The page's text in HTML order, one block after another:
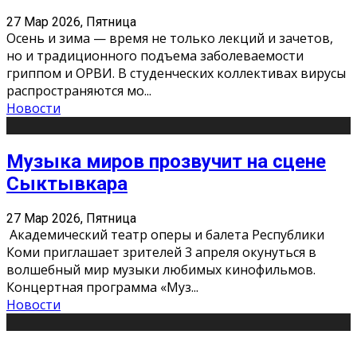
27 Мар 2026, Пятница
Осень и зима — время не только лекций и зачетов,
но и традиционного подъема заболеваемости
гриппом и ОРВИ. В студенческих коллективах вирусы
распространяются мо...
Новости
Музыка миров прозвучит на сцене
Сыктывкара
27 Мар 2026, Пятница
Академический театр оперы и балета Республики
Коми приглашает зрителей 3 апреля окунуться в
волшебный мир музыки любимых кинофильмов.
Концертная программа «Муз...
Новости